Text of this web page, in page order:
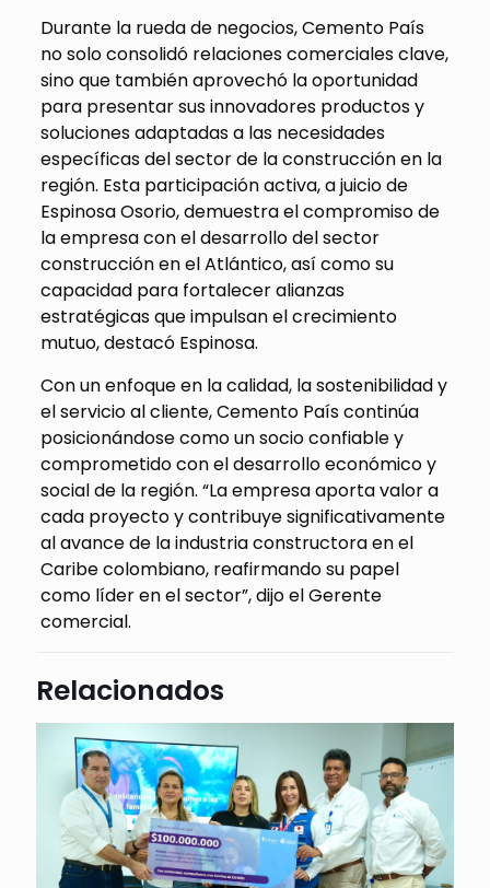
Durante la rueda de negocios, Cemento País
no solo consolidó relaciones comerciales clave,
sino que también aprovechó la oportunidad
para presentar sus innovadores productos y
soluciones adaptadas a las necesidades
específicas del sector de la construcción en la
región. Esta participación activa, a juicio de
Espinosa Osorio, demuestra el compromiso de
la empresa con el desarrollo del sector
construcción en el Atlántico, así como su
capacidad para fortalecer alianzas
estratégicas que impulsan el crecimiento
mutuo, destacó Espinosa.
Con un enfoque en la calidad, la sostenibilidad y
el servicio al cliente, Cemento País continúa
posicionándose como un socio confiable y
comprometido con el desarrollo económico y
social de la región. “La empresa aporta valor a
cada proyecto y contribuye significativamente
al avance de la industria constructora en el
Caribe colombiano, reafirmando su papel
como líder en el sector”, dijo el Gerente
comercial.
Relacionados